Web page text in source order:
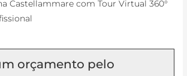
Castellammare com Tour Virtual 360°
orçamento pelo